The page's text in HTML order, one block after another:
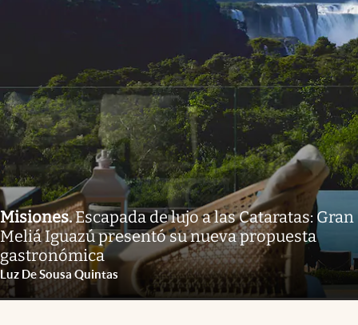
Misiones.Escapada de lujo a las Cataratas: Gran
Meliá Iguazú presentó su nueva propuesta
gastronómica
Luz De Sousa Quintas